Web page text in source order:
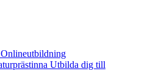
Onlineutbildning
Utbilda dig till